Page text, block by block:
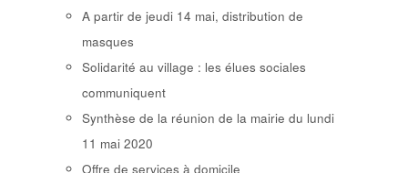
A partir de jeudi 14 mai, distribution de
masques
Solidarité au village : les élues sociales
communiquent
Synthèse de la réunion de la mairie du lundi
11 mai 2020
Offre de services à domicile